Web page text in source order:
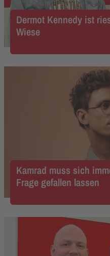
Dermot Kennedy ist
Wiese
Kamrad muss sich
Frage gefallen lassen